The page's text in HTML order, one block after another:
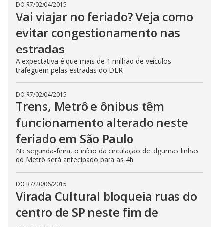
DO R7/02/04/2015
Vai viajar no feriado? Veja como
evitar congestionamento nas
estradas
A expectativa é que mais de 1 milhão de veículos
trafeguem pelas estradas do DER
DO R7/02/04/2015
Trens, Metrô e ônibus têm
funcionamento alterado neste
feriado em São Paulo
Na segunda-feira, o início da circulação de algumas linhas
do Metrô será antecipado para as 4h
DO R7/20/06/2015
Virada Cultural bloqueia ruas do
centro de SP neste fim de